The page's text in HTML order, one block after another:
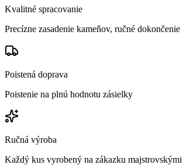
Kvalitné spracovanie
Precízne zasadenie kameňov, ručné dokončenie
Poistená doprava
Poistenie na plnú hodnotu zásielky
Ručná výroba
Každý kus vyrobený na zákazku